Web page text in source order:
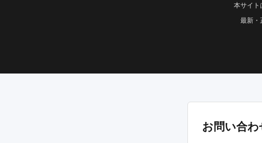
本サイト
最新・
お問い合わ